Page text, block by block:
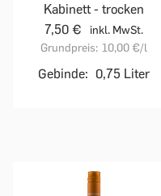
Kabinett - trocken
7,50 €
inkl. MwSt.
Grundpreis: 10,00 €/l
Gebinde: 0,75 Liter